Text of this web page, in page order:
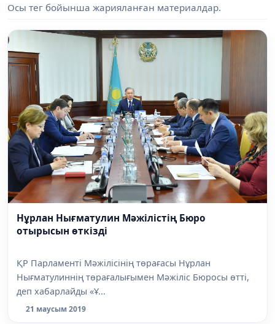
Осы тег бойынша жарияланған материалдар.
Нұрлан Нығматулин Мәжілістің Бюро
отырысын өткізді
ҚР Парламенті Мәжілісінің төрағасы Нұрлан
Нығматулиннің төрағалығымен Мәжіліс Бюросы өтті,
деп хабарлайды «Ұ...
21 маусым 2019